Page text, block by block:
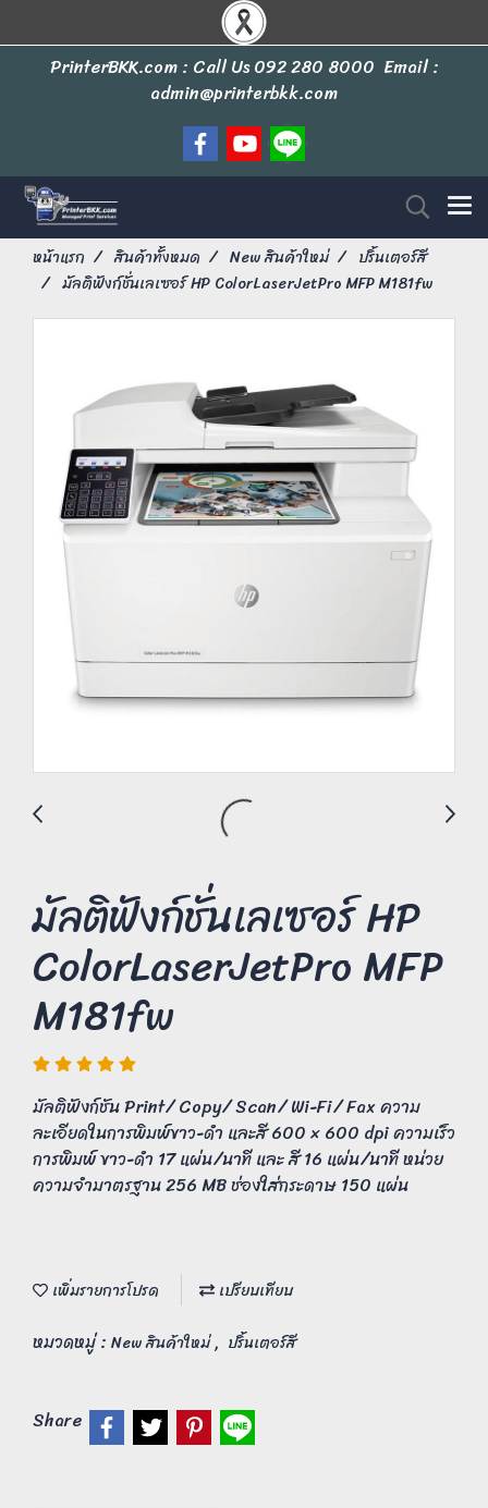
PrinterBKK.com : Call Us092 280 8000 Email :
admin@printerbkk.com
หน้าแรก สินค้าทั้งหมด New สินค้าใหม่
ปริ้นเตอร์สี
มัลติฟังก์ชั่นเลเซอร์ HP ColorLaserJetPro MFP M181fw
มัลติฟังก์ชั่นเลเซอร์ HP
ColorLaserJetPro MFP
M181fw
มัลติฟังก์ชัน Print/ Copy/ Scan/ Wi-Fi/ Fax ความ
ละเอียดในการพิมพ์ขาว-ดำ และสี 600 × 600 dpi ความเร็ว
การพิมพ์ ขาว-ดำ 17 แผ่น/นาที และ สี 16 แผ่น/นาที หน่วย
ความจำมาตรฐาน 256 MB ช่องใส่กระดาษ 150 แผ่น
เพิ่มรายการโปรด เปรียบเทียบ
หมวดหมู่ : New สินค้าใหม่, ปริ้นเตอร์สี
Share